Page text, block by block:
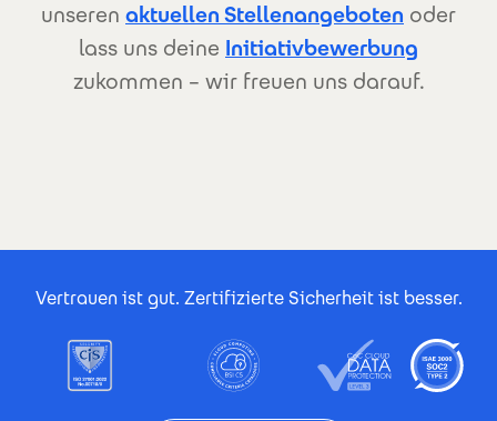
unseren aktuellen Stellenangeboten oder
lass uns deine Initiativbewerbung
zukommen – wir freuen uns darauf.
Vertrauen ist gut. Zertifizierte Sicherheit ist besser.